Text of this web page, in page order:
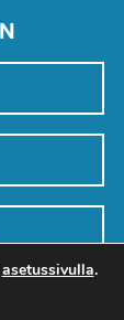
asetussivulla.